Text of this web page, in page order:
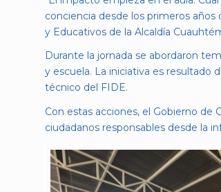
conciencia desde los primeros años
y Educativos de la Alcaldía
Durante la jornada se abordaron
y escuela. La iniciativa es resultado
técnico del FIDE.
Con estas acciones, el Gobierno
ciudadanos responsables desde la